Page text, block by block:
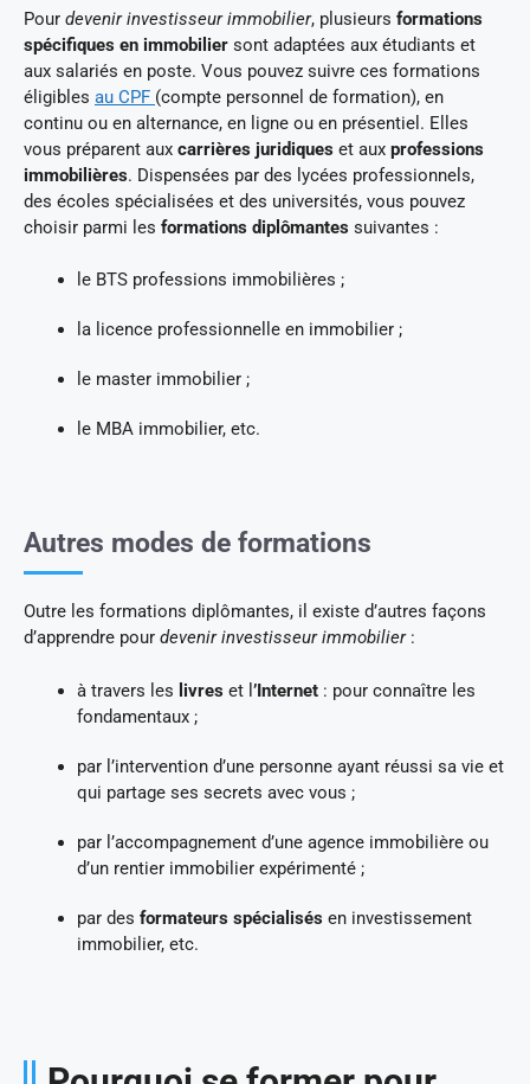
Pour devenir investisseur immobilier, plusieurs formations
spécifiques en immobilier sont adaptées aux étudiants et
aux salariés en poste. Vous pouvez suivre ces formations
éligibles au CPF (compte personnel de formation), en
continu ou en alternance, en ligne ou en présentiel. Elles
vous préparent aux carrières juridiques et aux professions
immobilières. Dispensées par des lycées professionnels,
des écoles spécialisées et des universités, vous pouvez
choisir parmi les formations diplômantes suivantes :
le BTS professions immobilières ;
la licence professionnelle en immobilier ;
le master immobilier ;
le MBA immobilier, etc.
Autres modes de formations
Outre les formations diplômantes, il existe d’autres façons
d’apprendre pour devenir investisseur immobilier:
à travers les livres et l ’Internet : pour connaître les
fondamentaux ;
par l’intervention d’une personne ayant réussi sa vie et
qui partage ses secrets avec vous ;
par l’accompagnement d’une agence immobilière ou
d’un rentier immobilier expérimenté ;
par des formateurs spécialisés en investissement
immobilier, etc.